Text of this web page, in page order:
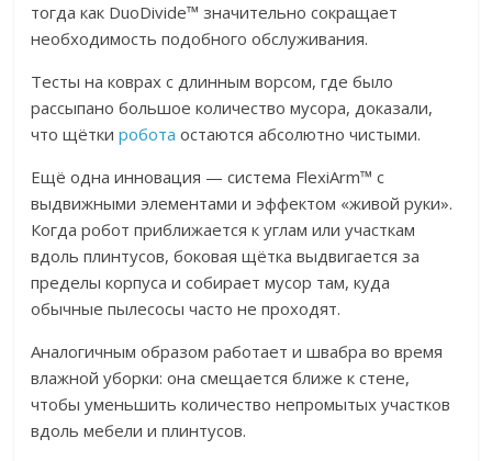
тогда как DuoDivide™ значительно сокращает
необходимость подобного обслуживания.
Тесты на коврах с длинным ворсом, где было
рассыпано большое количество мусора, доказали,
что щёткиробота остаются абсолютно чистыми.
Ещё одна инновация — система FlexiArm™ с
выдвижными элементами и эффектом «живой руки».
Когда робот приближается к углам или участкам
вдоль плинтусов, боковая щётка выдвигается за
пределы корпуса и собирает мусор там, куда
обычные пылесосы часто не проходят.
Аналогичным образом работает и швабра во время
влажной уборки: она смещается ближе к стене,
чтобы уменьшить количество непромытых участков
вдоль мебели и плинтусов.